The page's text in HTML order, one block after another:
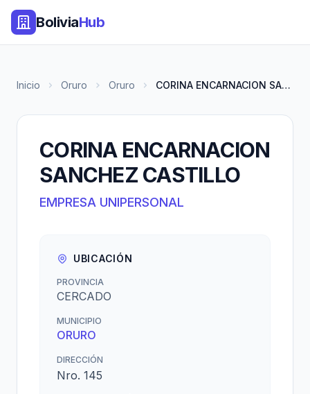
BoliviaHub
Inicio Oruro Oruro CORINA ENCARNACION SANCHEZ CAS...
CORINA ENCARNACION
SANCHEZ CASTILLO
EMPRESA UNIPERSONAL
UBICACIÓN
PROVINCIA
CERCADO
MUNICIPIO
ORURO
DIRECCIÓN
Nro. 145